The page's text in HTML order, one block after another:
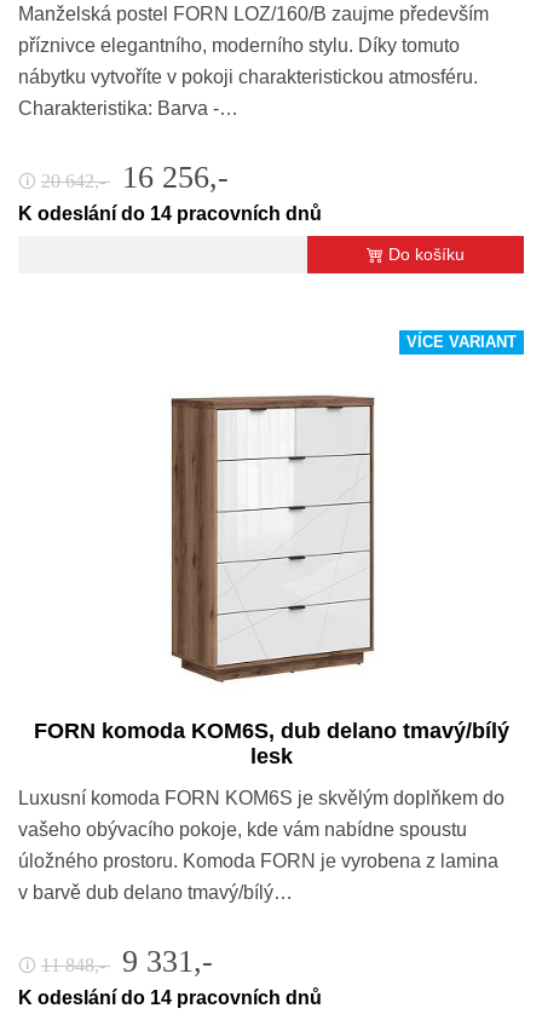
Manželská postel FORN LOZ/160/B zaujme především
příznivce elegantního, moderního stylu. Díky tomuto
nábytku vytvoříte v pokoji charakteristickou atmosféru.
Charakteristika: Barva -…
🛈 20 642,- 16 256,-
K odeslání do 14 pracovních dnů
Do košíku
VÍCE VARIANT
FORN komoda KOM6S, dub delano tmavý/bílý
lesk
Luxusní komoda FORN KOM6S je skvělým doplňkem do
vašeho obývacího pokoje, kde vám nabídne spoustu
úložného prostoru. Komoda FORN je vyrobena z lamina
v barvě dub delano tmavý/bílý…
🛈 11 848,- 9 331,-
K odeslání do 14 pracovních dnů